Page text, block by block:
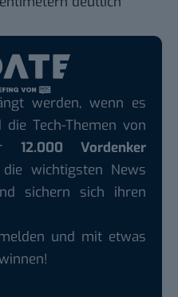
werden, wenn es
Tech-Themen von
12.000 Vordenker
wichtigsten News
sichern sich ihren
und mit etwas